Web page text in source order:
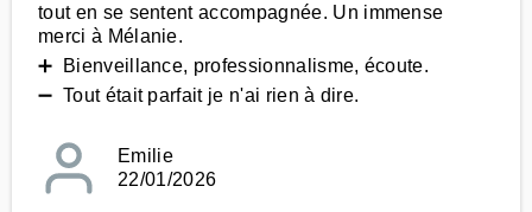
tout en se sentent accompagnée. Un immense
merci à Mélanie.
➕ Bienveillance, professionnalisme, écoute.
➖ Tout était parfait je n'ai rien à dire.
Emilie
22/01/2026